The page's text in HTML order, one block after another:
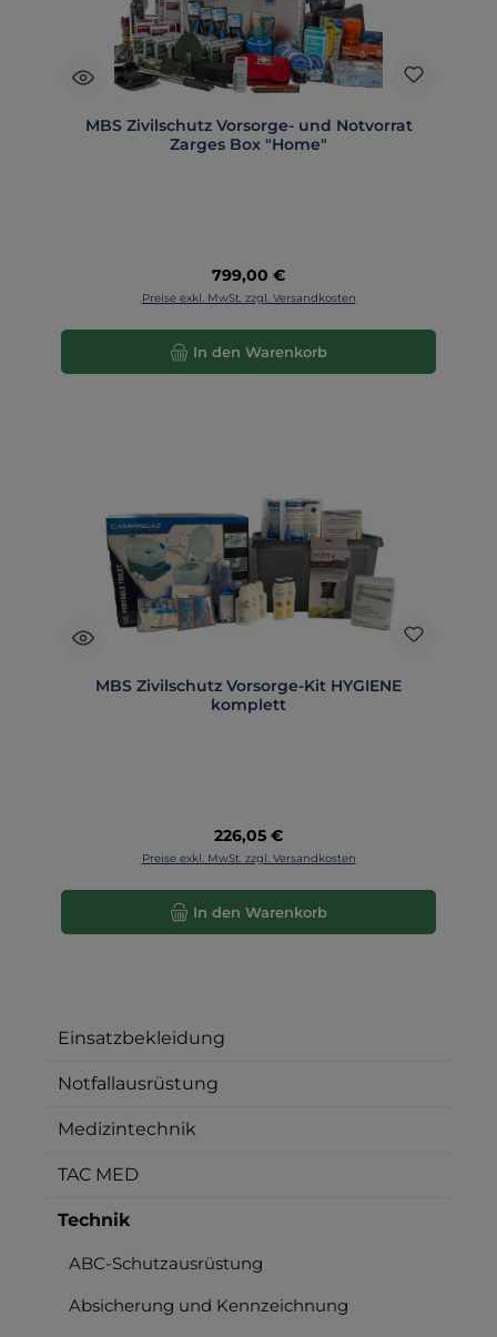
MBS Zivilschutz Vorsorge- und Notvorrat
Zarges Box "Home"
Regulärer Preis:
799,00 €
Preise exkl. MwSt. zzgl. Versandkosten
In den Warenkorb
MBS Zivilschutz Vorsorge-Kit HYGIENE
komplett
Regulärer Preis:
226,05 €
Preise exkl. MwSt. zzgl. Versandkosten
In den Warenkorb
Einsatzbekleidung
Notfallausrüstung
Medizintechnik
TAC MED
Technik
ABC-Schutzausrüstung
Absicherung und Kennzeichnung